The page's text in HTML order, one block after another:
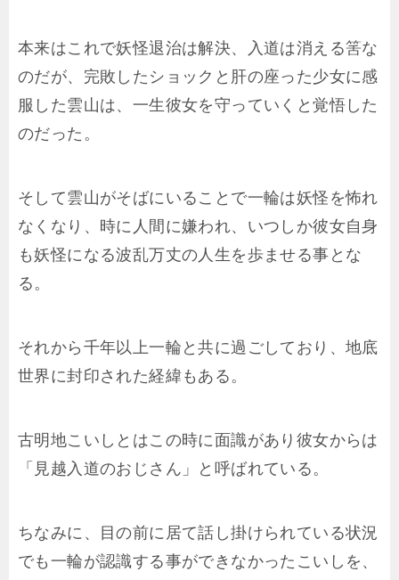
本来はこれで妖怪退治は解決、入道は消える筈な
のだが、完敗したショックと肝の座った少女に感
服した雲山は、一生彼女を守っていくと覚悟した
のだった。
そして雲山がそばにいることで一輪は妖怪を怖れ
なくなり、時に人間に嫌われ、いつしか彼女自身
も妖怪になる波乱万丈の人生を歩ませる事とな
る。
それから千年以上一輪と共に過ごしており、地底
世界に封印された経緯もある。
古明地こいしとはこの時に面識があり彼女からは
「見越入道のおじさん」と呼ばれている。
ちなみに、目の前に居て話し掛けられている状況
でも一輪が認識する事ができなかったこいしを、